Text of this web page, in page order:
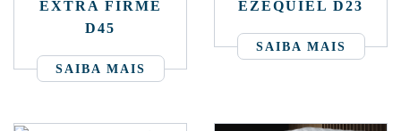
EXTRA FIRME
D45
SAIBA MAIS
EZEQUIEL D23
SAIBA MAIS